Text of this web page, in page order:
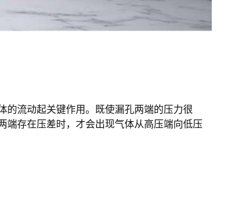
的流动起关键作用。既使漏孔两端的压力很
端存在压差时，才会出现气体从高压端向低压